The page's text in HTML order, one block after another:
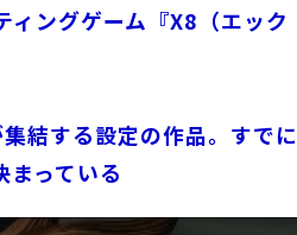
ングゲーム『X8（エック
結する設定の作品。すでに
っている